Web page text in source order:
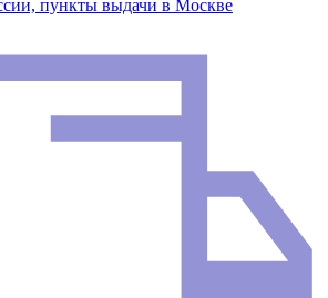
пункты выдачи в Москве